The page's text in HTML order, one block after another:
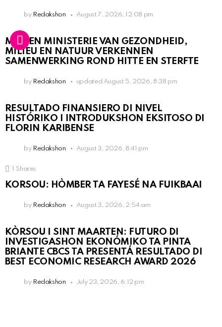
by Redakshon August 7, 2026, 12:08 pm
MDC EN MINISTERIE VAN GEZONDHEID,
MILIEU EN NATUUR VERKENNEN
SAMENWERKING ROND HITTE EN STERFTE
by Redakshon updated August 5, 2026, 8:38 pm
RESULTADO FINANSIERO DI NIVEL
HISTÓRIKO I INTRODUKSHON EKSITOSO DI
FLORIN KARIBENSE
by Redakshon August 3, 2026, 8:41 pm
1 Shares
KORSOU: HÒMBER TA FAYESÉ NA FUIKBAAI
by Redakshon August 3, 2026, 2:54 am
KÒRSOU I SINT MAARTEN: FUTURO DI
INVESTIGASHON EKONÓMIKO TA PINTA
BRIANTE CBCS TA PRESENTÁ RESULTADO DI
BEST ECONOMIC RESEARCH AWARD 2026
by Redakshon July 23, 2026, 6:12 pm